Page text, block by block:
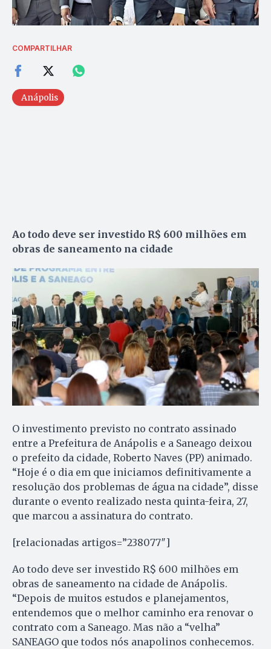
COMPARTILHAR
Anápolis
Ao todo deve ser investido R$ 600 milhões em
obras de saneamento na cidade
O investimento previsto no contrato assinado
entre a Prefeitura de Anápolis e a Saneago deixou
o prefeito da cidade, Roberto Naves (PP) animado.
“Hoje é o dia em que iniciamos definitivamente a
resolução dos problemas de água na cidade”, disse
durante o evento realizado nesta quinta-feira, 27,
que marcou a assinatura do contrato.
[relacionadas artigos=”238077″]
Ao todo deve ser investido R$ 600 milhões em
obras de saneamento na cidade de Anápolis.
“Depois de muitos estudos e planejamentos,
entendemos que o melhor caminho era renovar o
contrato com a Saneago. Mas não a “velha”
SANEAGO que todos nós anapolinos conhecemos.